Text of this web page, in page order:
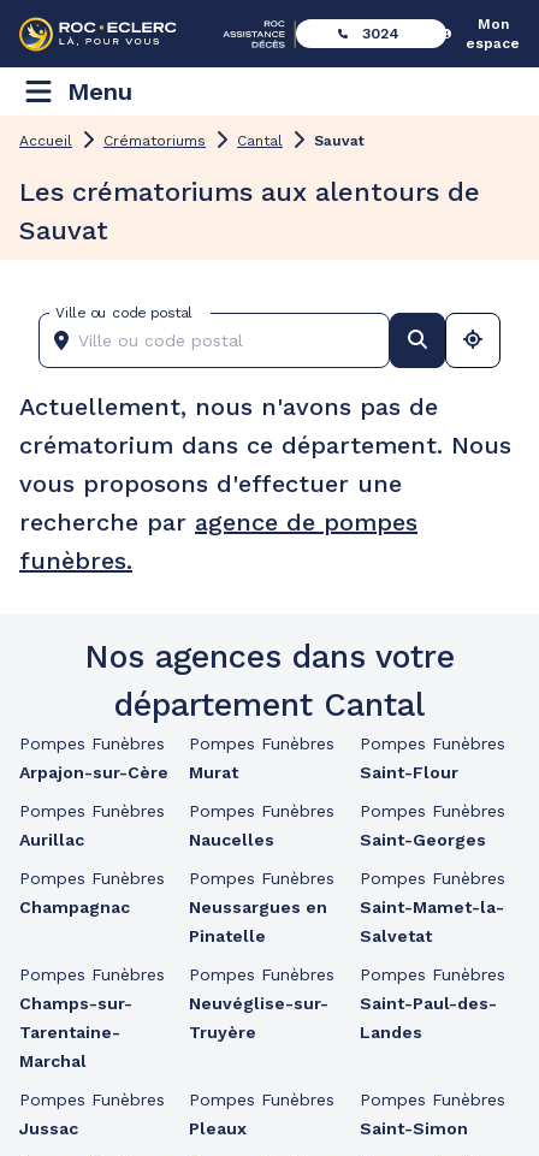
3024
Mon
espace
Menu
Accueil Crématoriums Cantal Sauvat
Les crématoriums aux alentours de
Sauvat
Ville ou code postal
Actuellement, nous n'avons pas de
crématorium dans ce département. Nous
vous proposons d'effectuer une
recherche par agence de pompes
funèbres.
Nos agences dans votre
département Cantal
Pompes Funèbres
Arpajon-sur-Cère
Pompes Funèbres
Aurillac
Pompes Funèbres
Champagnac
Pompes Funèbres
Champs-sur-
Tarentaine-
Marchal
Pompes Funèbres
Jussac
Pompes Funèbres
Murat
Pompes Funèbres
Naucelles
Pompes Funèbres
Neussargues en
Pinatelle
Pompes Funèbres
Neuvéglise-sur-
Truyère
Pompes Funèbres
Pleaux
Pompes Funèbres
Saint-Flour
Pompes Funèbres
Saint-Georges
Pompes Funèbres
Saint-Mamet-la-
Salvetat
Pompes Funèbres
Saint-Paul-des-
Landes
Pompes Funèbres
Saint-Simon